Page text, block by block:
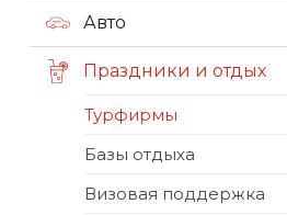
Авто
Праздники и отдых
Турфирмы
Базы отдыха
Визовая поддержка